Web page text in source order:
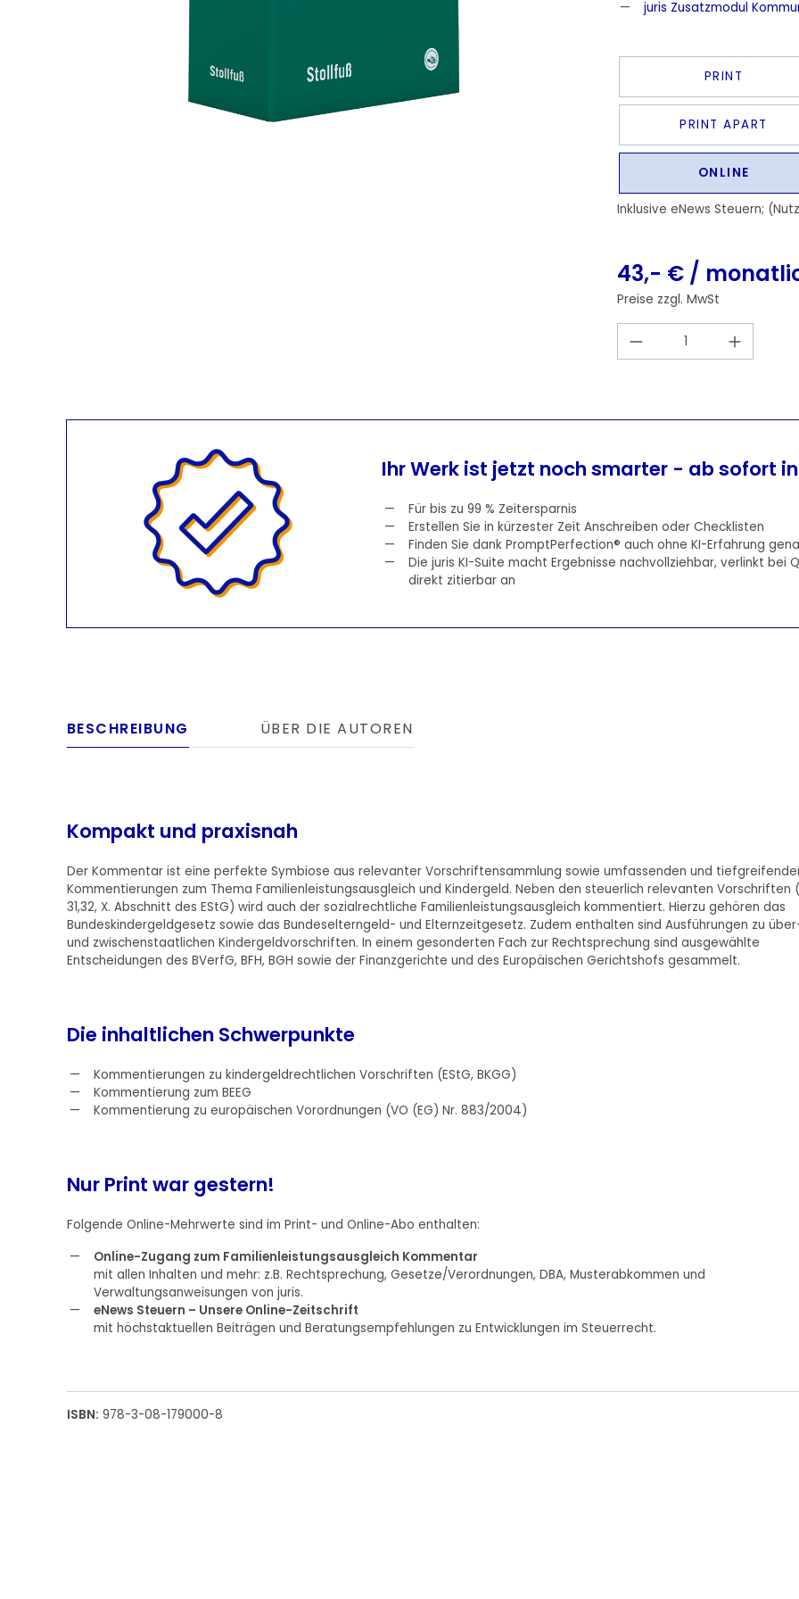
juris Zusatzmodul
PRINT
PRINT APART
ONLINE
Inklusive eNews Steuern;
43,- € /
Preise zzgl. MwSt
Produkt
Ihr Werk ist jetzt noch smarter - ab sofort
Für bis zu 99 % Zeitersparnis
Erstellen Sie in kürzester Zeit Anschreiben oder Checklisten
Finden Sie dank PromptPerfection® auch ohne KI-Erfahrung
Die juris KI-Suite macht Ergebnisse nachvollziehbar, verlinkt
direkt zitierbar an
BESCHREIBUNG ÜBER DIE AUTOREN
Kompakt und praxisnah
Der Kommentar ist eine perfekte Symbiose aus relevanter Vorschriftensammlung sowie umfassenden und
Kommentierungen zum Thema Familienleistungsausgleich und Kindergeld. Neben den steuerlich relevanten Vorschriften
31,32, X. Abschnitt des EStG) wird auch der sozialrechtliche Familienleistungsausgleich kommentiert. Hierzu gehören das
Bundeskindergeldgesetz sowie das Bundeselterngeld- und Elternzeitgesetz. Zudem enthalten sind Ausführungen zu
und zwischenstaatlichen Kindergeldvorschriften. In einem gesonderten Fach zur Rechtsprechung sind ausgewählte
Entscheidungen des BVerfG, BFH, BGH sowie der Finanzgerichte und des Europäischen Gerichtshofs gesammelt.
Die inhaltlichen Schwerpunkte
Kommentierungen zu kindergeldrechtlichen Vorschriften (EStG, BKGG)
Kommentierung zum BEEG
Kommentierung zu europäischen Vorordnungen (VO (EG) Nr. 883/2004)
Nur Print war gestern!
Folgende Online-Mehrwerte sind im Print- und Online-Abo enthalten:
Online-Zugang zum Familienleistungsausgleich Kommentar
mit allen Inhalten und mehr: z.B. Rechtsprechung, Gesetze/Verordnungen, DBA, Musterabkommen und
Verwaltungsanweisungen von juris.
eNews Steuern – Unsere Online-Zeitschrift
mit höchstaktuellen Beiträgen und Beratungsempfehlungen zu Entwicklungen im Steuerrecht.
ISBN: 978-3-08-179000-8